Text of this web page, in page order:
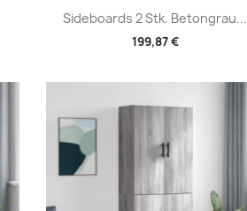
Sideboards 2 Stk. Betongrau...
199,87 €
 Vorschau